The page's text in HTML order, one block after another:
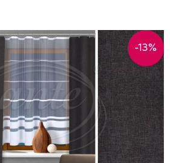
-13%